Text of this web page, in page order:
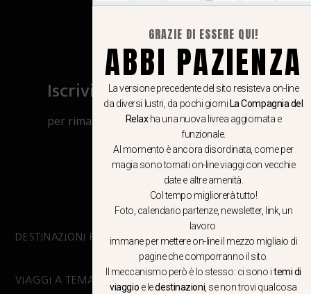
Iscriviti al canale Whatsapp
per rimanere aggiornato su viaggi, eventi
CLICCA QUI
DESTINAZIONI PRINCIPALI
VIAGGI A TEMA
GRAZIE DI ESSERE QUI!
ABBI PAZIENZA
La versione precedente del sito resisteva on-line
da diversi lustri, da pochi giorni La Compagnia del
Relaxha una nuova livrea aggiornata e
funzionale.
Al momento è ancora disordinata, come per
magia sono tornati on-line viaggi con vecchie
date e altre amenità.
Col tempo migliorerà tutto!
Foto, calendario partenze, newsletter, link, un
lavoro
immane per mettere on-line il mezzo migliaio di
pagine che comporranno il sito.
Il meccanismo però è lo stesso: ci sono itemi di
viaggio e ledestinazioni , se non trovi qualcosa